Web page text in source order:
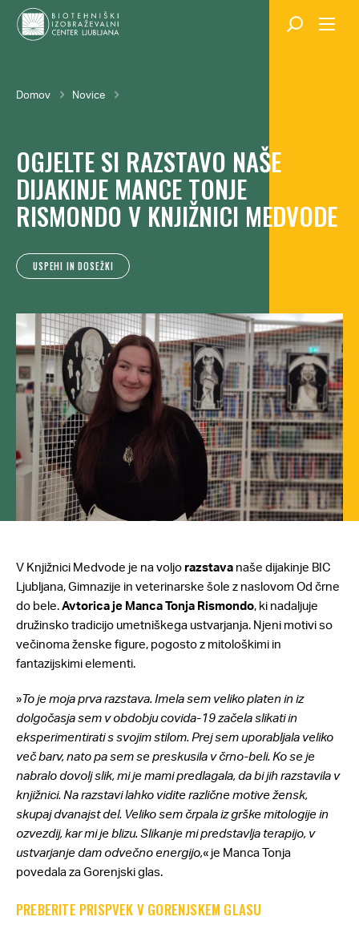
Skok
na
Breadcrumb
Domov Novice
OGJELTE SI RAZSTAVO NAŠE
DIJAKINJE MANCE TONJE
RISMONDO V KNJIŽNICI MEDVODE
USPEHI IN DOSEŽKI
V Knjižnici Medvode je na voljo razstava naše dijakinje BIC
Ljubljana, Gimnazije in veterinarske šole z naslovom Od črne
do bele.Avtorica je Manca Tonja Rismondo, ki nadaljuje
družinsko tradicijo umetniškega ustvarjanja. Njeni motivi so
večinoma ženske figure, pogosto z mitološkimi in
fantazijskimi elementi.
»To je moja prva razstava. Imela sem veliko platen in iz
dolgočasja sem v obdobju covida-19 začela slikati in
eksperimentirati s svojim stilom. Prej sem uporabljala veliko
več barv, nato pa sem se preskusila v črno-beli. Ko se je
nabralo dovolj slik, mi je mami predlagala, da bi jih razstavila v
knjižnici. Na razstavi lahko vidite različne motive žensk,
skupaj dvanajst del. Veliko sem črpala iz grške mitologije in
ozvezdij, kar mi je blizu. Slikanje mi predstavlja terapijo, v
ustvarjanje dam odvečno energijo,« je Manca Tonja
povedala za Gorenjski glas.
PREBERITE PRISPVEK V GORENJSKEM GLASU